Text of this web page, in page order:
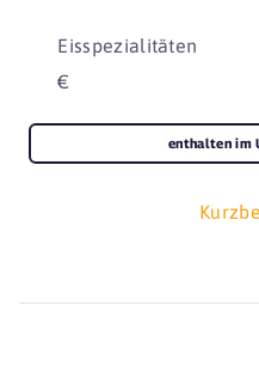
Eisspezialitäten
€
enthalten im